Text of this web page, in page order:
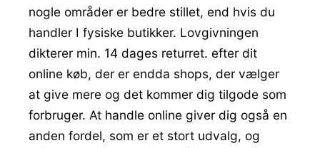
nogle områder er bedre stillet, end hvis du
handler I fysiske butikker. Lovgivningen
dikterer min. 14 dages returret. efter dit
online køb, der er endda shops, der vælger
at give mere og det kommer dig tilgode som
forbruger. At handle online giver dig også en
anden fordel, som er et stort udvalg, og